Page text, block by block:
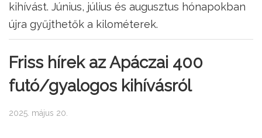
kihívást. Június, július és augusztus hónapokban
újra gyűjthetők a kilométerek.
Friss hírek az Apáczai 400
futó/gyalogos kihívásról
2025. május 20.